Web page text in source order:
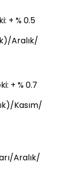
+ % 0.5
Aralık/
+ % 0.7
Kasım/
Aralık/